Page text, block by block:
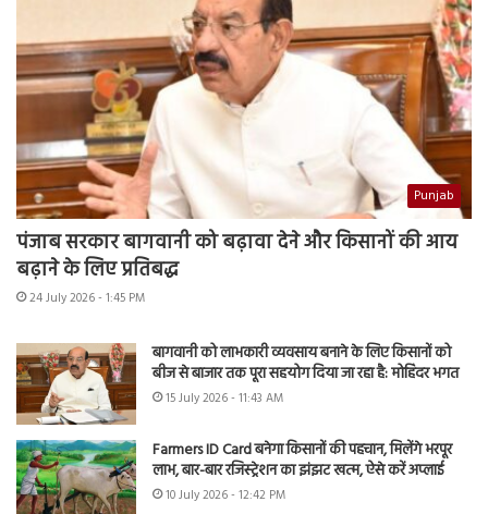
Punjab
पंजाब सरकार बागवानी को बढ़ावा देने और किसानों की आय
बढ़ाने के लिए प्रतिबद्ध
24 July 2026 - 1:45 PM
बागवानी को लाभकारी व्यवसाय बनाने के लिए किसानों को
बीज से बाजार तक पूरा सहयोग दिया जा रहा है: मोहिंदर भगत
15 July 2026 - 11:43 AM
Farmers ID Card बनेगा किसानों की पहचान, मिलेंगे भरपूर
लाभ, बार-बार रजिस्ट्रेशन का झंझट खत्म, ऐसे करें अप्लाई
10 July 2026 - 12:42 PM